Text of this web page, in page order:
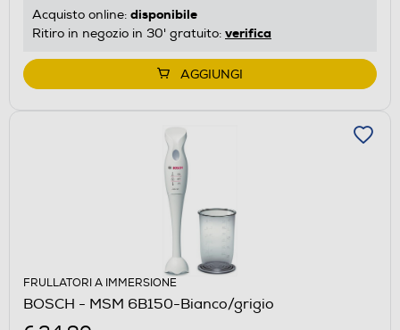
Acquisto online: disponibile
Ritiro in negozio in 30' gratuito: verifica
AGGIUNGI
FRULLATORI A IMMERSIONE
BOSCH - MSM 6B150-Bianco/grigio